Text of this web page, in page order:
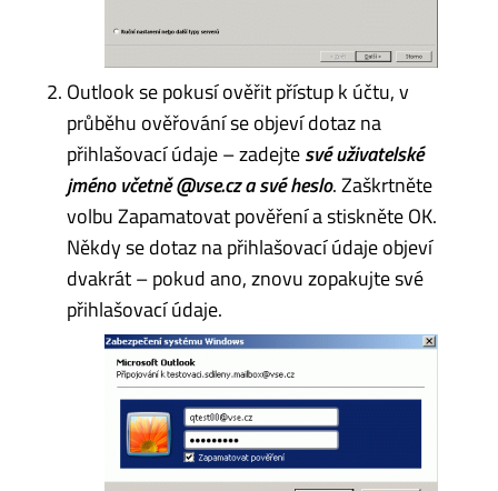
Outlook se pokusí ověřit přístup k účtu, v
průběhu ověřování se objeví dotaz na
přihlašovací údaje – zadejtesvé uživatelské
jméno včetně @vse.cz a své heslo. Zaškrtněte
volbu Zapamatovat pověření a stiskněte OK.
Někdy se dotaz na přihlašovací údaje objeví
dvakrát – pokud ano, znovu zopakujte své
přihlašovací údaje.